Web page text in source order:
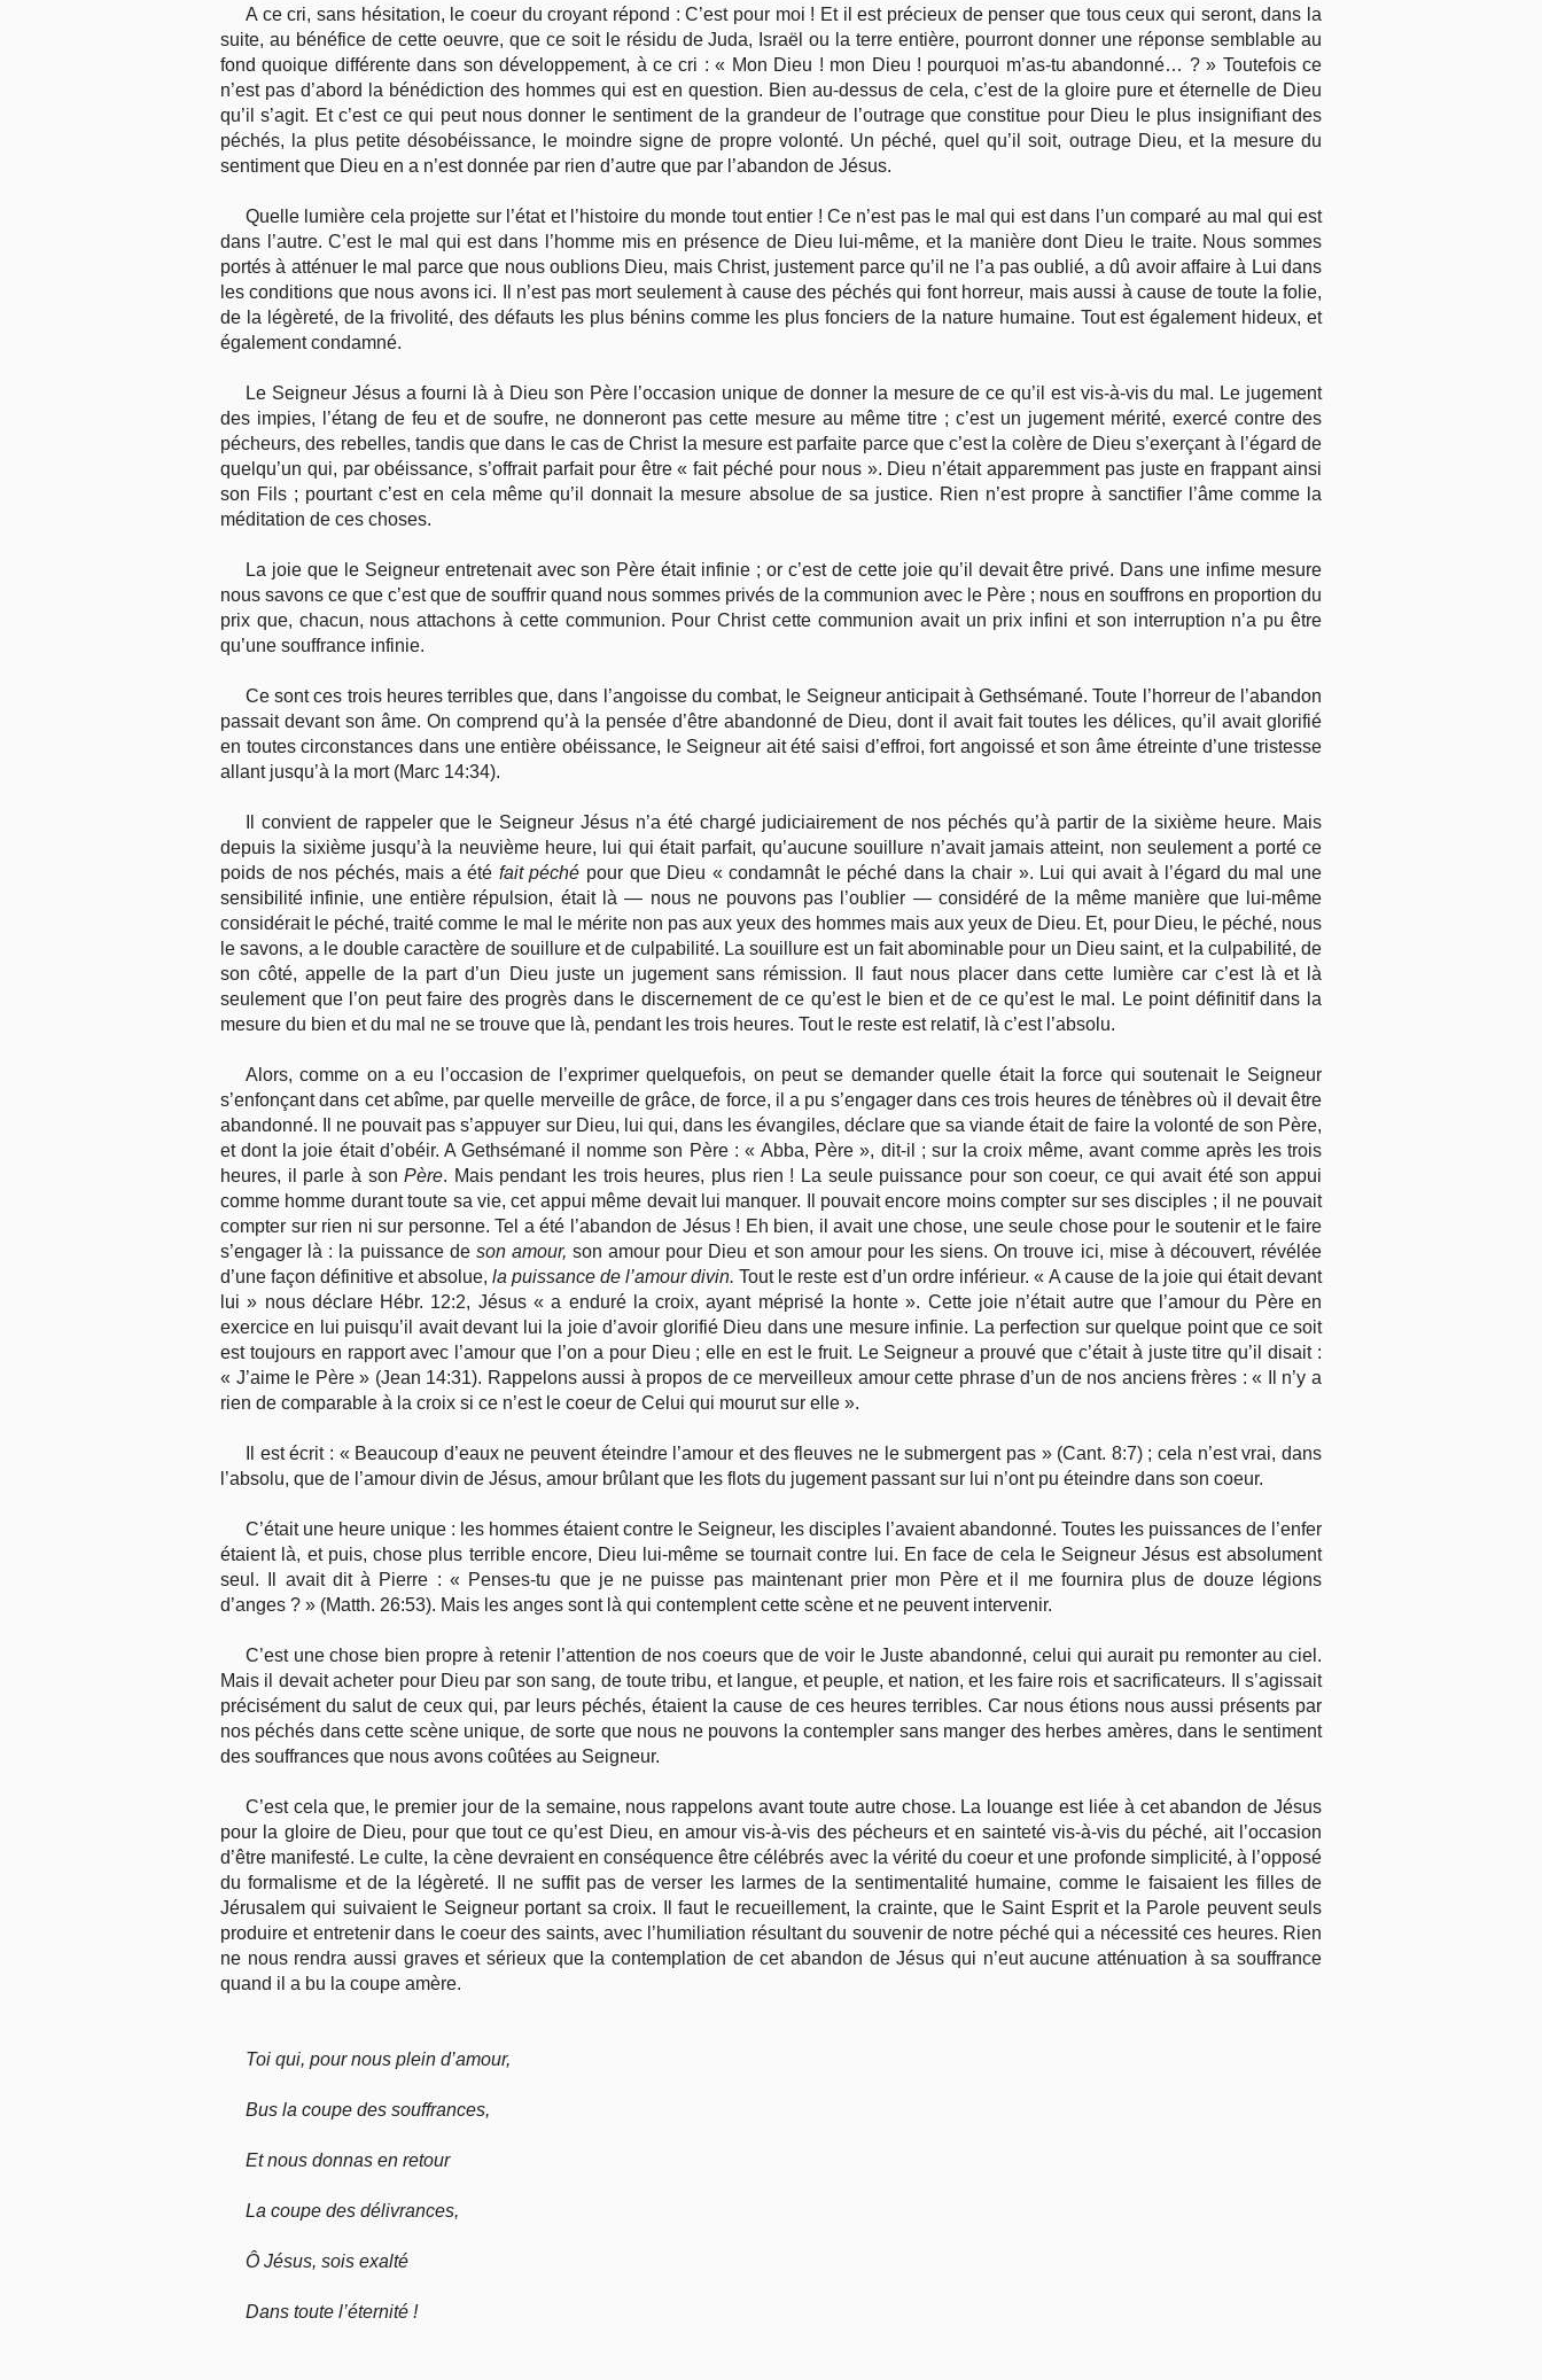
A ce cri, sans hésitation, le coeur du croyant répond : C’est pour moi ! Et il est précieux de penser que tous ceux qui seront, dans la
suite, au bénéfice de cette oeuvre, que ce soit le résidu de Juda, Israël ou la terre entière, pourront donner une réponse semblable au
fond quoique différente dans son développement, à ce cri : « Mon Dieu ! mon Dieu ! pourquoi m’as-tu abandonné… ? » Toutefois ce
n’est pas d’abord la bénédiction des hommes qui est en question. Bien au-dessus de cela, c’est de la gloire pure et éternelle de Dieu
qu’il s’agit. Et c’est ce qui peut nous donner le sentiment de la grandeur de l’outrage que constitue pour Dieu le plus insignifiant des
péchés, la plus petite désobéissance, le moindre signe de propre volonté. Un péché, quel qu’il soit, outrage Dieu, et la mesure du
sentiment que Dieu en a n’est donnée par rien d’autre que par l’abandon de Jésus.
Quelle lumière cela projette sur l’état et l’histoire du monde tout entier ! Ce n’est pas le mal qui est dans l’un comparé au mal qui est
dans l’autre. C’est le mal qui est dans l’homme mis en présence de Dieu lui-même, et la manière dont Dieu le traite. Nous sommes
portés à atténuer le mal parce que nous oublions Dieu, mais Christ, justement parce qu’il ne l’a pas oublié, a dû avoir affaire à Lui dans
les conditions que nous avons ici. Il n’est pas mort seulement à cause des péchés qui font horreur, mais aussi à cause de toute la folie,
de la légèreté, de la frivolité, des défauts les plus bénins comme les plus fonciers de la nature humaine. Tout est également hideux, et
également condamné.
Le Seigneur Jésus a fourni là à Dieu son Père l’occasion unique de donner la mesure de ce qu’il est vis-à-vis du mal. Le jugement
des impies, l’étang de feu et de soufre, ne donneront pas cette mesure au même titre ; c’est un jugement mérité, exercé contre des
pécheurs, des rebelles, tandis que dans le cas de Christ la mesure est parfaite parce que c’est la colère de Dieu s’exerçant à l’égard de
quelqu’un qui, par obéissance, s’offrait parfait pour être « fait péché pour nous ». Dieu n’était apparemment pas juste en frappant ainsi
son Fils ; pourtant c’est en cela même qu’il donnait la mesure absolue de sa justice. Rien n’est propre à sanctifier l’âme comme la
méditation de ces choses.
La joie que le Seigneur entretenait avec son Père était infinie ; or c’est de cette joie qu’il devait être privé. Dans une infime mesure
nous savons ce que c’est que de souffrir quand nous sommes privés de la communion avec le Père ; nous en souffrons en proportion du
prix que, chacun, nous attachons à cette communion. Pour Christ cette communion avait un prix infini et son interruption n’a pu être
qu’une souffrance infinie.
Ce sont ces trois heures terribles que, dans l’angoisse du combat, le Seigneur anticipait à Gethsémané. Toute l’horreur de l’abandon
passait devant son âme. On comprend qu’à la pensée d’être abandonné de Dieu, dont il avait fait toutes les délices, qu’il avait glorifié
en toutes circonstances dans une entière obéissance, le Seigneur ait été saisi d’effroi, fort angoissé et son âme étreinte d’une tristesse
allant jusqu’à la mort (Marc 14:34).
Il convient de rappeler que le Seigneur Jésus n’a été chargé judiciairement de nos péchés qu’à partir de la sixième heure. Mais
depuis la sixième jusqu’à la neuvième heure, lui qui était parfait, qu’aucune souillure n’avait jamais atteint, non seulement a porté ce
poids de nos péchés, mais a été fait péché pour que Dieu « condamnât le péché dans la chair ». Lui qui avait à l’égard du mal une
sensibilité infinie, une entière répulsion, était là — nous ne pouvons pas l’oublier — considéré de la même manière que lui-même
considérait le péché, traité comme le mal le mérite non pas aux yeux des hommes mais aux yeux de Dieu. Et, pour Dieu, le péché, nous
le savons, a le double caractère de souillure et de culpabilité. La souillure est un fait abominable pour un Dieu saint, et la culpabilité, de
son côté, appelle de la part d’un Dieu juste un jugement sans rémission. Il faut nous placer dans cette lumière car c’est là et là
seulement que l’on peut faire des progrès dans le discernement de ce qu’est le bien et de ce qu’est le mal. Le point définitif dans la
mesure du bien et du mal ne se trouve que là, pendant les trois heures. Tout le reste est relatif, là c’est l’absolu.
Alors, comme on a eu l’occasion de l’exprimer quelquefois, on peut se demander quelle était la force qui soutenait le Seigneur
s’enfonçant dans cet abîme, par quelle merveille de grâce, de force, il a pu s’engager dans ces trois heures de ténèbres où il devait être
abandonné. Il ne pouvait pas s’appuyer sur Dieu, lui qui, dans les évangiles, déclare que sa viande était de faire la volonté de son Père,
et dont la joie était d’obéir. A Gethsémané il nomme son Père : « Abba, Père », dit-il ; sur la croix même, avant comme après les trois
heures, il parle à sonPère. Mais pendant les trois heures, plus rien ! La seule puissance pour son coeur, ce qui avait été son appui
comme homme durant toute sa vie, cet appui même devait lui manquer. Il pouvait encore moins compter sur ses disciples ; il ne pouvait
compter sur rien ni sur personne. Tel a été l’abandon de Jésus ! Eh bien, il avait une chose, une seule chose pour le soutenir et le faire
s’engager là : la puissance de son amour, son amour pour Dieu et son amour pour les siens. On trouve ici, mise à découvert, révélée
d’une façon définitive et absolue,la puissance de l’amour divin.Tout le reste est d’un ordre inférieur. « A cause de la joie qui était devant
lui » nous déclare Hébr. 12:2, Jésus « a enduré la croix, ayant méprisé la honte ». Cette joie n’était autre que l’amour du Père en
exercice en lui puisqu’il avait devant lui la joie d’avoir glorifié Dieu dans une mesure infinie. La perfection sur quelque point que ce soit
est toujours en rapport avec l’amour que l’on a pour Dieu ; elle en est le fruit. Le Seigneur a prouvé que c’était à juste titre qu’il disait :
« J’aime le Père » (Jean 14:31). Rappelons aussi à propos de ce merveilleux amour cette phrase d’un de nos anciens frères : « Il n’y a
rien de comparable à la croix si ce n’est le coeur de Celui qui mourut sur elle ».
Il est écrit : « Beaucoup d’eaux ne peuvent éteindre l’amour et des fleuves ne le submergent pas » (Cant. 8:7) ; cela n’est vrai, dans
l’absolu, que de l’amour divin de Jésus, amour brûlant que les flots du jugement passant sur lui n’ont pu éteindre dans son coeur.
C’était une heure unique : les hommes étaient contre le Seigneur, les disciples l’avaient abandonné. Toutes les puissances de l’enfer
étaient là, et puis, chose plus terrible encore, Dieu lui-même se tournait contre lui. En face de cela le Seigneur Jésus est absolument
seul. Il avait dit à Pierre : « Penses-tu que je ne puisse pas maintenant prier mon Père et il me fournira plus de douze légions
d’anges ? » (Matth. 26:53). Mais les anges sont là qui contemplent cette scène et ne peuvent intervenir.
C’est une chose bien propre à retenir l’attention de nos coeurs que de voir le Juste abandonné, celui qui aurait pu remonter au ciel.
Mais il devait acheter pour Dieu par son sang, de toute tribu, et langue, et peuple, et nation, et les faire rois et sacrificateurs. Il s’agissait
précisément du salut de ceux qui, par leurs péchés, étaient la cause de ces heures terribles. Car nous étions nous aussi présents par
nos péchés dans cette scène unique, de sorte que nous ne pouvons la contempler sans manger des herbes amères, dans le sentiment
des souffrances que nous avons coûtées au Seigneur.
C’est cela que, le premier jour de la semaine, nous rappelons avant toute autre chose. La louange est liée à cet abandon de Jésus
pour la gloire de Dieu, pour que tout ce qu’est Dieu, en amour vis-à-vis des pécheurs et en sainteté vis-à-vis du péché, ait l’occasion
d’être manifesté. Le culte, la cène devraient en conséquence être célébrés avec la vérité du coeur et une profonde simplicité, à l’opposé
du formalisme et de la légèreté. Il ne suffit pas de verser les larmes de la sentimentalité humaine, comme le faisaient les filles de
Jérusalem qui suivaient le Seigneur portant sa croix. Il faut le recueillement, la crainte, que le Saint Esprit et la Parole peuvent seuls
produire et entretenir dans le coeur des saints, avec l’humiliation résultant du souvenir de notre péché qui a nécessité ces heures. Rien
ne nous rendra aussi graves et sérieux que la contemplation de cet abandon de Jésus qui n’eut aucune atténuation à sa souffrance
quand il a bu la coupe amère.
Toi qui, pour nous plein d’amour,
Bus la coupe des souffrances,
Et nous donnas en retour
La coupe des délivrances,
Ô Jésus, sois exalté
Dans toute l’éternité !